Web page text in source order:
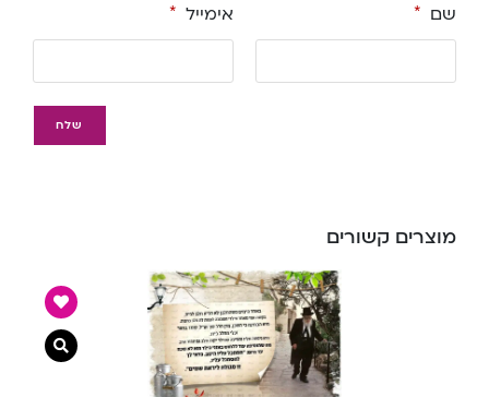
שם * אימייל *
מוצרים קשורים
צפייה